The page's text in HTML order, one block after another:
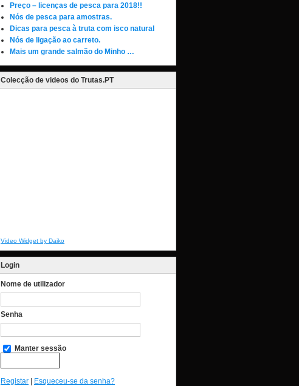
Preço – licenças de pesca para 2018!!
Nós de pesca para amostras.
Dicas para pesca à truta com isco natural
Nós de ligação ao carreto.
Mais um grande salmão do Minho …
Colecção de videos do Trutas.PT
Video Widget by Daiko
Login
Nome de utilizador
Senha
Manter sessão
Registar | Esqueceu-se da senha?